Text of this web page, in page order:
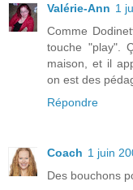
Valérie-Ann 1
Comme
touche "play".
maison, et il
on est des
Répondre
Coach 1 juin
Des bouchons